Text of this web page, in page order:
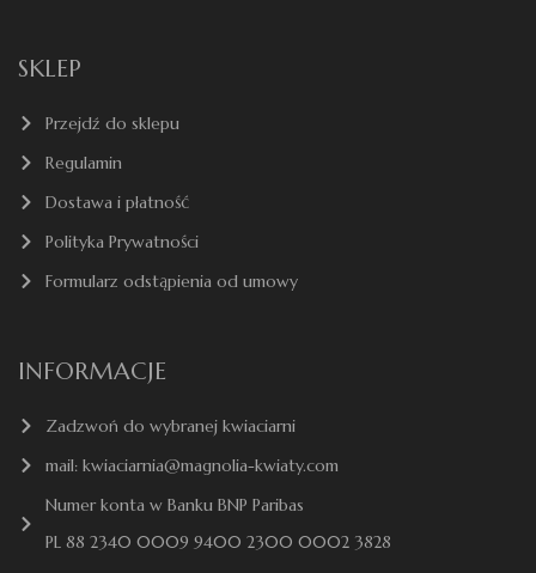
SKLEP
Przejdź do sklepu
Regulamin
Dostawa i płatność
Polityka Prywatności
Formularz odstąpienia od umowy
INFORMACJE
Zadzwoń do wybranej kwiaciarni
mail: kwiaciarnia@magnolia-kwiaty.com
Numer konta w Banku BNP Paribas
PL 88 2340 0009 9400 2300 0002 3828